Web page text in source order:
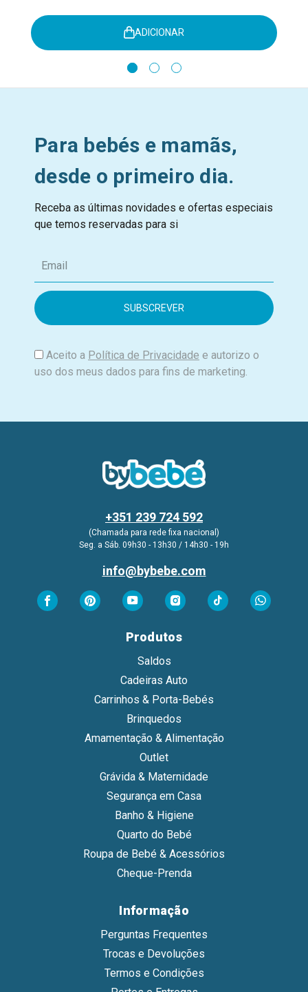
ADICIONAR
Para bebés e mamãs,
desde o primeiro dia.
Receba as últimas novidades e ofertas especiais
que temos reservadas para si
m
i
Aceito a Política de Privacidade e autorizo o
uso dos meus dados para fins de marketing.
+351 239 724 592
(Chamada para rede fixa nacional)
Seg. a Sáb. 09h30 - 13h30 / 14h30 - 19h
info@bybebe.com
Produtos
Saldos
Cadeiras Auto
Carrinhos & Porta-Bebés
Brinquedos
Amamentação & Alimentação
Outlet
Grávida & Maternidade
Segurança em Casa
Banho & Higiene
Quarto do Bebé
Roupa de Bebé & Acessórios
Cheque-Prenda
Informação
Perguntas Frequentes
Trocas e Devoluções
Termos e Condições